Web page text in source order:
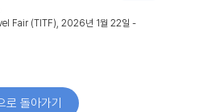
Fair (TITF), 2026년 1월 22일 -
로 돌아가기